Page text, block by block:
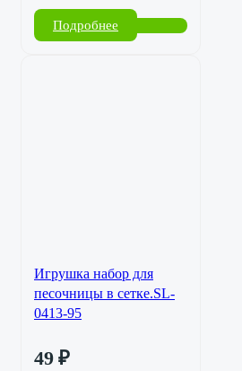
Подробнее
Игрушка набор для
песочницы в сетке.SL-
0413-95
49 ₽